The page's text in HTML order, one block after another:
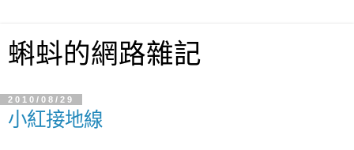
蝌蚪的網路雜記
2010/08/29
小紅接地線